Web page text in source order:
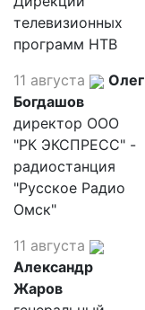
телевизионных
программ НТВ
11 августа
Олег
Богдашов
директор ООО
"РК ЭКСПРЕСС" -
радиостанция
"Русское Радио
Омск"
11 августа
Александр
Жаров